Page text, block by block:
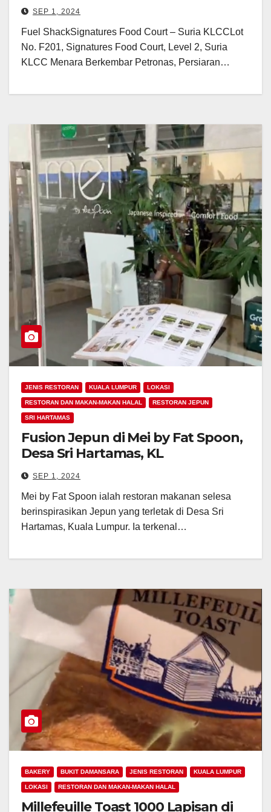
SEP 1, 2024
Fuel ShackSignatures Food Court – Suria KLCCLot
No. F201, Signatures Food Court, Level 2, Suria
KLCC Menara Berkembar Petronas, Persiaran…
JENIS RESTORAN KUALA LUMPUR LOKASI
RESTORAN DAN MAKAN-MAKAN HALAL RESTORAN JEPUN
SRI HARTAMAS
Fusion Jepun di Mei by Fat Spoon,
Desa Sri Hartamas, KL
SEP 1, 2024
Mei by Fat Spoon ialah restoran makanan selesa
berinspirasikan Jepun yang terletak di Desa Sri
Hartamas, Kuala Lumpur. Ia terkenal…
BAKERY BUKIT DAMANSARA JENIS RESTORAN KUALA LUMPUR
LOKASI RESTORAN DAN MAKAN-MAKAN HALAL
Millefeuille Toast 1000 Lapisan di